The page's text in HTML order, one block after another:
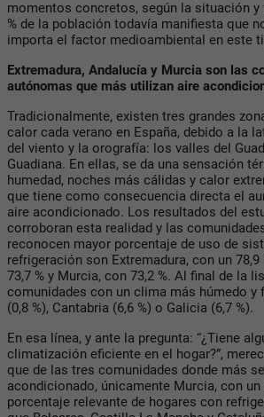
momentos concretos, según la situación y
% de la población todavía manifiesta que
importa el factor medioambiental en este
Extremadura, Andalucía y Murcia son las
autónomas que más utilizan aire
Tradicionalmente, existen tres grandes
calor cada verano en España, debido a la
del viento y la orografía: los valles del
Guadiana. En ellas, se da una sensación
humedad, noches más cálidas y calor
que tiene como consecuencia directa el
aire acondicionado. Los resultados del
corroboran esta realidad y las
reconocen mayor porcentaje de uso de
refrigeración son Extremadura, con un 78,9
73,7 % y Murcia, con 73,2 %. Al final de la
comunidades con un clima más húmedo
(0,8 %), Cantabria (6,6 %) o Galicia (6,7 %).
En esa línea, y ante la pregunta: “¿Tiene
climatización eficiente en el hogar?”,
que de las tres comunidades donde más
acondicionado, únicamente Murcia, con un
porcentaje relevante de hogares con